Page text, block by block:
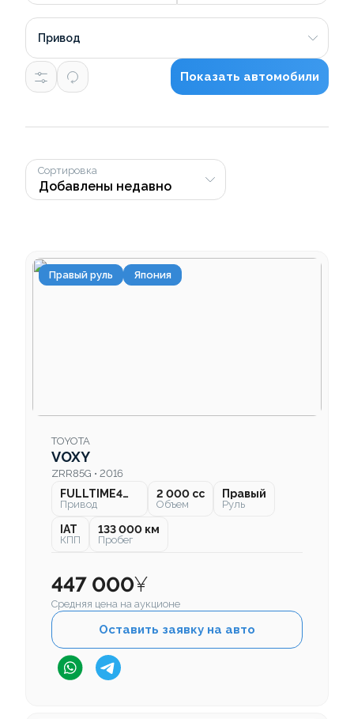
Привод
Показать автомобили
Сортировка
Правый руль Япония
TOYOTA
VOXY
ZRR85G • 2016
FULLTIME4WD
Привод
2 000 cc
Объем
Правый
Руль
IAT
КПП
133 000 км
Пробег
447 000¥
Средняя цена на аукционе
Оставить заявку на авто